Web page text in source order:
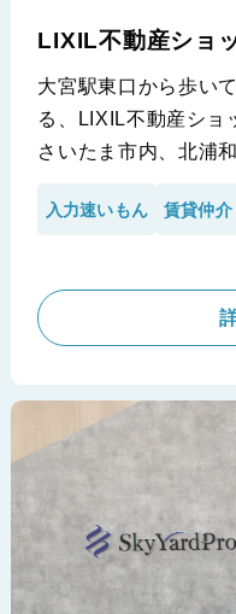
LIXIL不動産シ
社カインドエステ
大宮駅東口から歩い
る、LIXIL不動産ショ
さいたま市内、北浦
長の大久保様に、導
※LIXIL不動産ショップ
入力速いもん 賃貸仲介